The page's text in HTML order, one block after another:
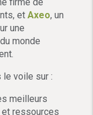
etAxeo, un
une
monde
voile sur :
meilleurs
ressources